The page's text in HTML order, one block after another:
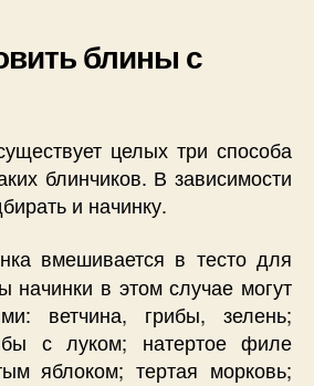
блины с
целых три способа
блинчиков. В зависимости
и начинку.
вмешивается в тесто для
начинки в этом случае могут
ветчина, грибы, зелень;
с луком; натертое филе
яблоком; тертая морковь;